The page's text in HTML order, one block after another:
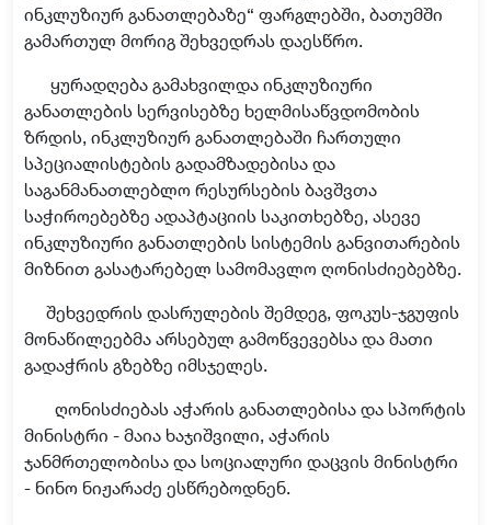
ინკლუზიურ განათლებაზე“ ფარგლებში, ბათუმში
გამართულ მორიგ შეხვედრას დაესწრო.
ყურადღება გამახვილდა ინკლუზიური
განათლების სერვისებზე ხელმისაწვდომობის
ზრდის, ინკლუზიურ განათლებაში ჩართული
სპეციალისტების გადამზადებისა და
საგანმანათლებლო რესურსების ბავშვთა
საჭიროებებზე ადაპტაციის საკითხებზე, ასევე
ინკლუზიური განათლების სისტემის განვითარების
მიზნით გასატარებელ სამომავლო ღონისძიებებზე.
შეხვედრის დასრულების შემდეგ, ფოკუს-ჯგუფის
მონაწილეებმა არსებულ გამოწვევებსა და მათი
გადაჭრის გზებზე იმსჯელეს.
ღონისძიებას აჭარის განათლებისა და სპორტის
მინისტრი - მაია ხაჯიშვილი, აჭარის
ჯანმრთელობისა და სოციალური დაცვის მინისტრი
- ნინო ნიჟარაძე ესწრებოდნენ.